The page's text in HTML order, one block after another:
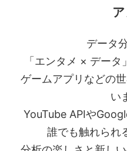
データ
「エンタメ × デー
ゲームアプリなどの
い
YouTube APIや
誰でも触れられ